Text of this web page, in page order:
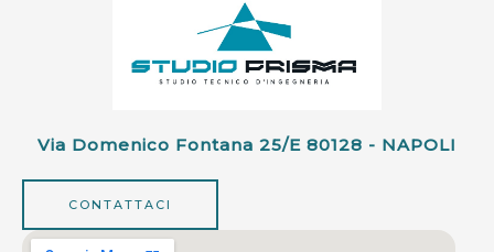
Via Domenico Fontana 25/e 80128 - NAPOLI
CONTATTACI